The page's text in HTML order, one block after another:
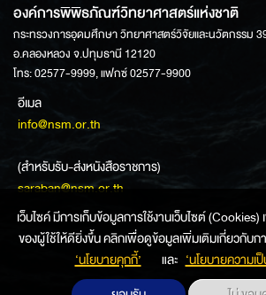
องค์การพิพิธภัณฑ์วิทยาศาสตร์แห่งชาติ
กระทรวงการอุดมศึกษา วิทยาศาสตร์วิจัยและนวัตกรรม
อ.คลองหลวง จ.ปทุมธานี 12120
โทร: 02577-9999, แฟกซ์ 02577-9900
อีเมล
info@nsm.or.th
(สำหรับรับ-ส่งหนังสือราชการ)
saraban@nsm.or.th
เว็บไซค์ มีการเก็บข้อมูลการใช้งานเว็บไซต์
ของผู้ใช้ให้ดียิ่งขึ้น คลิกเพื่อดูข้อมูลเพิ่มเติมเกี่ยวกับก
‘นโยบายคุกกี้’
และ ‘นโยบายความเ